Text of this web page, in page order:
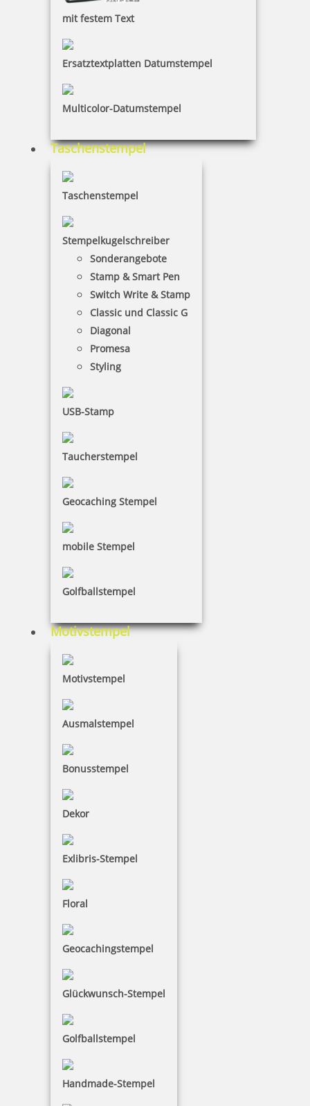
mit festem Text
Ersatztextplatten Datumstempel
Multicolor-Datumstempel
Taschenstempel
Taschenstempel
Stempelkugelschreiber
Sonderangebote
Stamp & Smart Pen
Switch Write & Stamp
Classic und Classic G
Diagonal
Promesa
Styling
USB-Stamp
Taucherstempel
Geocaching Stempel
mobile Stempel
Golfballstempel
Motivstempel
Motivstempel
Ausmalstempel
Bonusstempel
Dekor
Exlibris-Stempel
Floral
Geocachingstempel
Glückwunsch-Stempel
Golfballstempel
Handmade-Stempel
64,90 €
Jetzt gestalten
Colop Expert Line 3700 Textstempel 79x34 mm
69,35 €
Jetzt gestalten
88,20 €
Colop Expert Line 3900 Textstempel 106x55 mm
Jetzt gestalten
Die Colop Expert Line besteht zu 80 % aus einem
Metallgehäuse und ist daher sehr stabil und
härtesten Bedingungen stand, zum Beispiel einen
Dauereinsatz in Poststellen und Materiallagern. Die
Trotz ihrem stabilen Metallgehäuse liegt sie sehr gut
in der Hand.